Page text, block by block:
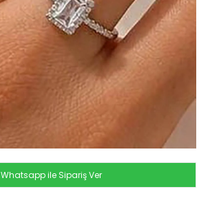
Whatsapp ile Sipariş Ver